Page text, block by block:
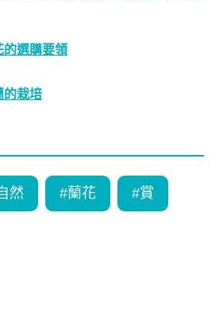
的選購要領
的栽培
然 #蘭花 #賞